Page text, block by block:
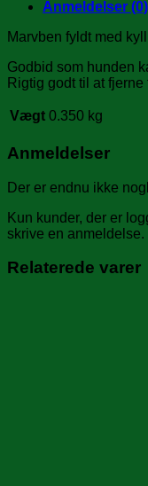
Anmeldelser (0)
Marvben fyldt med
Godbid som hunden
Rigtig godt til at fjerne
Vægt 0.350 kg
Anmeldelser
Der er endnu ikke
Kun kunder, der er
skrive en anmeldelse.
Relaterede varer